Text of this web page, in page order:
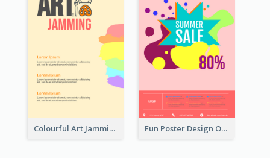
Colourful Art Jamming Poster With Information Fun Poster Design Of Summer Sales With Information Part